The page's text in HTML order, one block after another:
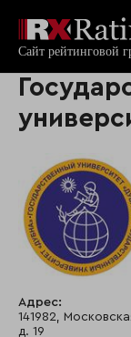
Адрес:
141982,
д. 19